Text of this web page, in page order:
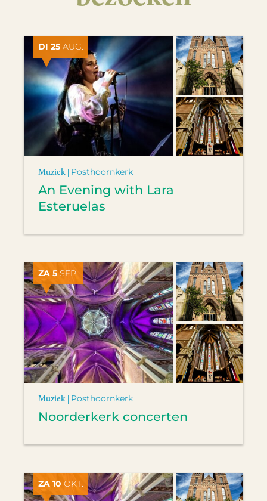
DI 25 AUG.
Muziek | Posthoornkerk
An Evening with Lara
Esteruelas
ZA 5 SEP.
Muziek | Posthoornkerk
Noorderkerk concerten
ZA 10 OKT.